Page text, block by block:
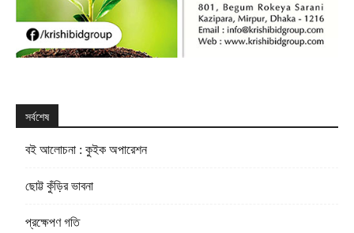
সর্বশেষ
বই আলোচনা : কুইক অপারেশন
ছোট্ট কুঁড়ির ভাবনা
প্রক্ষেপণ গতি